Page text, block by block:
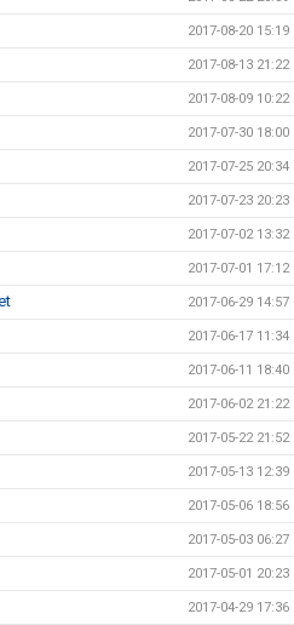
2017-08-20 15:19
2017-08-13 21:22
2017-08-09 10:22
2017-07-30 18:00
2017-07-25 20:34
2017-07-23 20:23
2017-07-02 13:32
2017-07-01 17:12
2017-06-29 14:57
2017-06-17 11:34
2017-06-11 18:40
2017-06-02 21:22
2017-05-22 21:52
2017-05-13 12:39
2017-05-06 18:56
2017-05-03 06:27
2017-05-01 20:23
2017-04-29 17:36